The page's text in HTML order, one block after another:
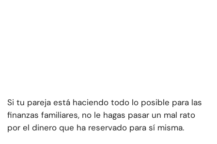
Si tu pareja está haciendo todo lo posible para las
finanzas familiares, no le hagas pasar un mal rato
por el dinero que ha reservado para sí misma.